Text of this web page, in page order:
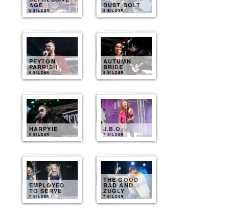
AGE
8 BILDER
DUST BOLT
8 BILDER
PEYTON
PARRISH
8 BILDER
AUTUMN
BRIDE
8 BILDER
HARPYIE
8 BILDER
J.B.O.
7 BILDER
EMPLOYED
TO SERVE
7 BILDER
THE GOOD
BAD AND
ZUGLY
7 BILDER